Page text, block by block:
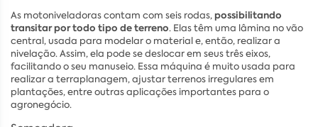
As motoniveladoras contam com seis rodas,possibilitando
transitar por todo tipo de terreno. Elas têm uma lâmina no vão
central, usada para modelar o material e, então, realizar a
nivelação. Assim, ela pode se deslocar em seus três eixos,
facilitando o seu manuseio. Essa máquina é muito usada para
realizar a terraplanagem, ajustar terrenos irregulares em
plantações, entre outras aplicações importantes para o
agronegócio.